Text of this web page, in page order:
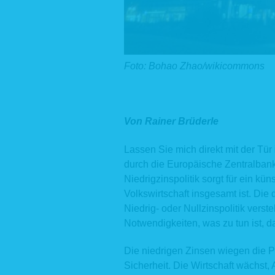
Foto: Bohao Zhao/wikicommons
Von Rainer Brüderle
Lassen Sie mich direkt mit der
durch die Europäische
Niedrigzinspolitik sorgt für ein
Volkswirtschaft insgesamt ist. Die
Niedrig- oder Nullzinspolitik
Notwendigkeiten, was zu tun ist,
Die niedrigen Zinsen wiegen die
Sicherheit. Die Wirtschaft wächst,